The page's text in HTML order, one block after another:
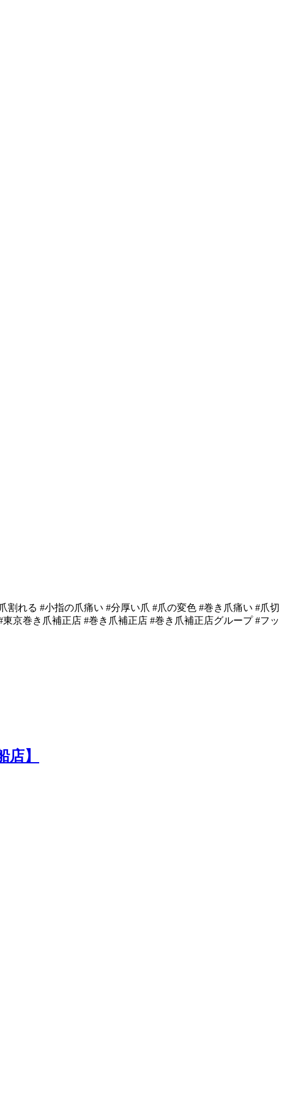
割れる #小指の爪痛い #分厚い爪 #爪の変色 #巻き爪痛い #爪切
京巻き爪補正店 #巻き爪補正店 #巻き爪補正店グループ #フッ
】